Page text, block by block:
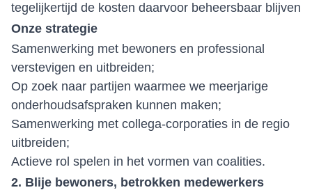
tegelijkertijd de kosten daarvoor beheersbaar blijven
Onze strategie
Samenwerking met bewoners en professional
verstevigen en uitbreiden;
Op zoek naar partijen waarmee we meerjarige
onderhoudsafspraken kunnen maken;
Samenwerking met collega-corporaties in de regio
uitbreiden;
Actieve rol spelen in het vormen van coalities.
2. Blije bewoners, betrokken medewerkers